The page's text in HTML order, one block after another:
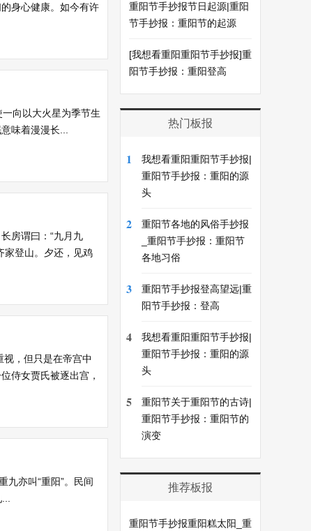
身心健康。如今有许
一向以大火星为季节生
味着漫漫长...
房谓曰：“九月九
家登山。夕还，见鸡
，但只是在帝宫中
侍女贾氏被逐出宫，
九亦叫“重阳”。民间
重阳节手抄报节日起源|重阳
节手抄报：重阳节的起源
[我想看重阳重阳节手抄报]重
阳节手抄报：重阳登高
热门板报
1
我想看重阳重阳节手抄报|
重阳节手抄报：重阳的源
头
2
重阳节各地的风俗手抄报
_重阳节手抄报：重阳节
各地习俗
3
重阳节手抄报登高望远|重
阳节手抄报：登高
4
我想看重阳重阳节手抄报|
重阳节手抄报：重阳的源
头
5
重阳节关于重阳节的古诗|
重阳节手抄报：重阳节的
演变
推荐板报
重阳节手抄报重阳糕太阳_重